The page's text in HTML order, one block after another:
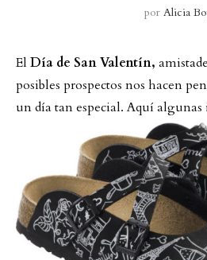
por Alicia
El Día de San Valentín,
posibles prospectos nos hacen
un día tan especial. Aquí algunas